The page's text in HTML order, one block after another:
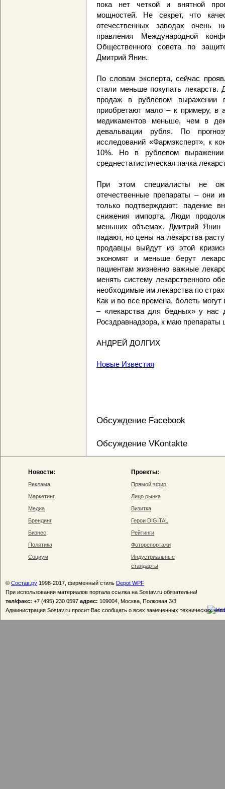
пока нет четкой и внятной
мощностей. Не секрет, что
отечественных заводах очень
правления Международной
Общественного совета по
Дмитрий Янин.
По словам эксперта, сейчас
стали меньше покупать лекарств.
продаж в рублевом выражении
приобретают мало – к примеру, в
медикаментов меньше, чем в
девальвации рубля. По
исследований «Фармэксперт», к
10%. Но в рублевом
среднестатистическая пачка
При этом специалисты не
отечественные препараты – они
только подтверждают: падение
снижения импорта. Люди
меньших объемах. Дмитрий Янин
падают, но цены на лекарства
продавцы выйдут из этой
экономят и меньше берут
пациентам жизненно важные
менять систему лекарственного
необходимые им лекарства по
Как и во все времена, болеть
– «лекарства для бедных» у нас
Росздравнадзора, к маю препараты
АНДРЕЙ ДОЛГИХ
Новые Известия
Обсуждение Facebook
Обсуждение VKontakte
Новости:
Реклама
Маркетинг
Медиа
Брендинг
Бизнес
Политика
Социум
Проекты:
Прямой эфир
Лицо рынка
Визитка
Герои DIGITAL
Рейтинги
Фоторепортажи
Индустриальные
стандарты
© Состав.ру 1998-2017, фирменный стиль Depot WPF
При использовании материалов портала ссылка на Sostav.ru обязательна!
тел/факс: +7 (495) 230 0597 адрес: 109004, Москва, Полковая 3/3
Администрация Sostav.ru просит Вас сообщать о всех замеченных технических